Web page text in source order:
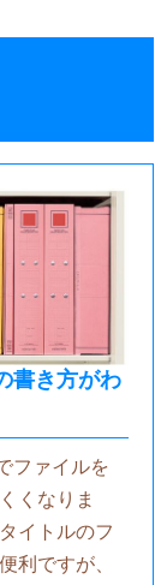
書き方がわ
ファイルを
くなりま
イトルのフ
利ですが、